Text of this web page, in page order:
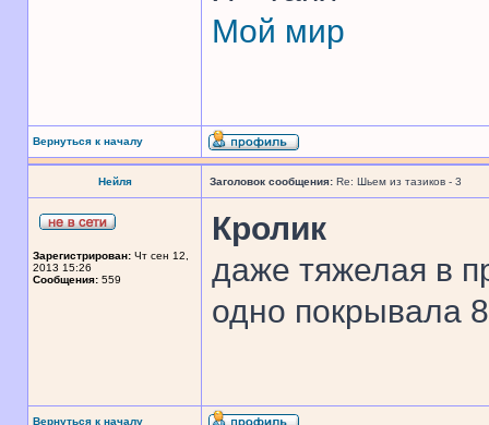
Мой мир
Вернуться к началу
Нейля Заголовок сообщения: Re: Шьем из тазиков - 3
Зарегистрирован: Чт сен 12,
2013 15:26
Сообщения: 559
Кролик
даже тяжелая в
одно покрывала 8
Вернуться к началу